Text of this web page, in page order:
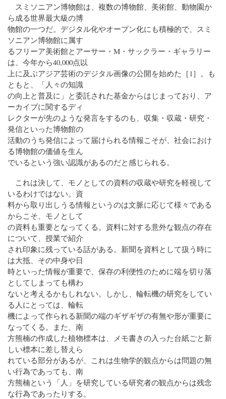
スミソニアン博物館は、複数の博物館、美術館、動物園か
ら成る世界最大級の博
物館の一つだ。デジタル化やオープン化にも積極的で、スミ
ソニアン博物館に属す
るフリーア美術館とアーサー・M・サックラー・ギャラリー
は、今年から40,000点以
上に及ぶアジア芸術のデジタル画像の公開を始めた［1］。も
ともと、「人々の知識
の向上と普及に」と委託された基金からはじまっており、ア
ーカイブに関するディ
レクターが先のような発言をするのも、収集・収蔵・研究・
発信といった博物館の
活動のうち発信によって届けられる情報こそが、社会におけ
る博物館の価値を生ん
でいるという強い認識があるのだと感じられる。
これは決して、モノとしての資料の収蔵や研究を軽視して
いるわけではない。資
料から取り出しうる情報というのは文脈に応じて様々である
からこそ、モノとして
の資料も重要となってくる。資料に対する意外な観点の存在
について、授業で紹介
され印象に残っている話がある。新聞を資料として扱う時に
は大抵、その中身や日
時といった情報が重要で、保存の利便性のために端を切り落
としてしまっても構わ
ないと考えるかもしれない。しかし、輪転機の研究をしてい
る人にとっては、輪転
機によって作られる新聞の端のギザギザの有無や形が重要に
なってくる。また、南
方熊楠の作成した植物標本は、メモ書きの入った台紙ごと新
しい標本に差し替えら
れている部分があるが、これは生物学的観点からは問題の無
い行為であっても、南
方熊楠という「人」を研究している研究者の観点からは残念
な行為であったりする。